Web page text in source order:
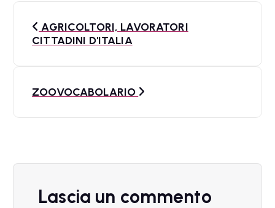
z
AGRICOLTORI, LAVORATORI
CITTADINI D'ITALIA
ZOOVOCABOLARIO
Lascia un commento